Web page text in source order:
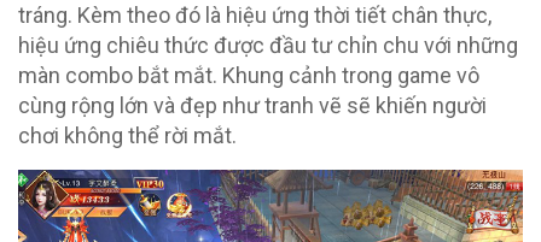
tráng. Kèm theo đó là hiệu ứng thời tiết chân thực,
hiệu ứng chiêu thức được đầu tư chỉn chu với những
màn combo bắt mắt. Khung cảnh trong game vô
cùng rộng lớn và đẹp như tranh vẽ sẽ khiến người
chơi không thể rời mắt.